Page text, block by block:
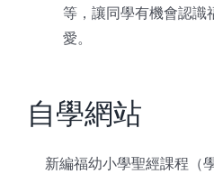
等，讓同學有機會認識
愛。
自學網站
新編福幼小學聖經課程（